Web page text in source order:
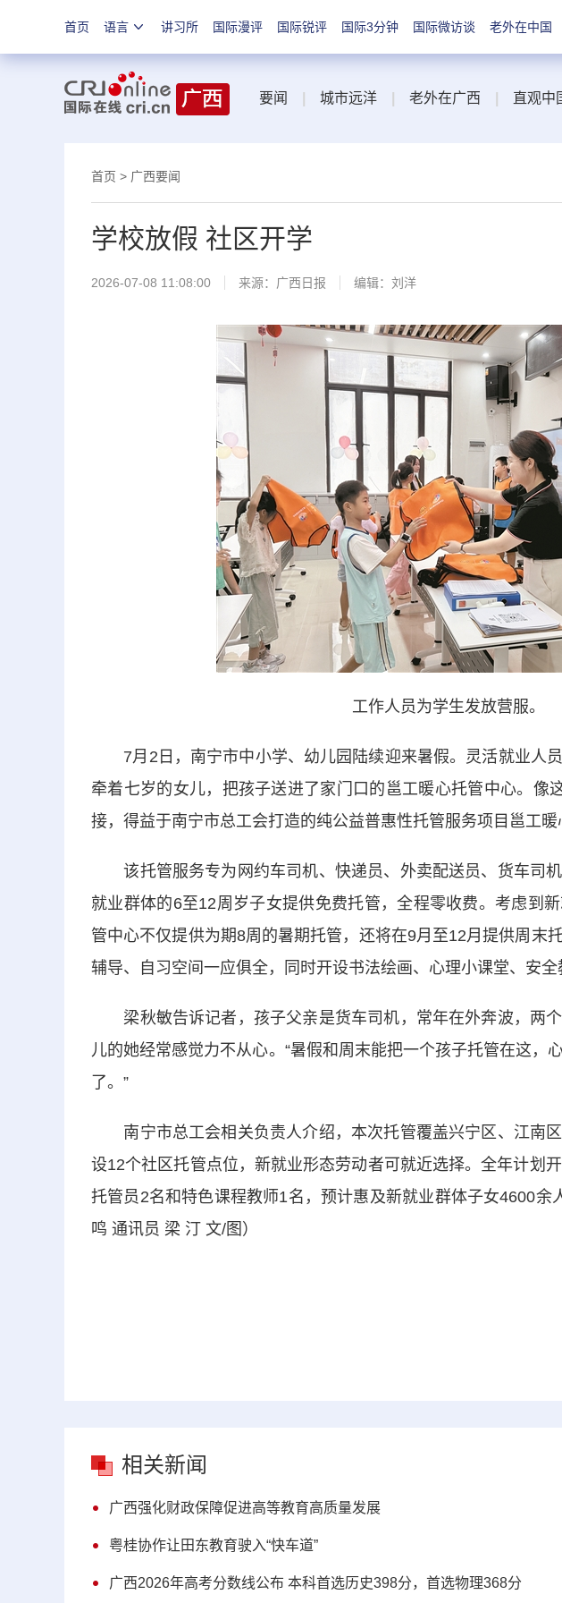
首页 语言 讲习所 国际漫评 国际锐评 国际3分钟 国际微访谈 老外在中国
要闻 城市远洋 老外在广西 直观中
首页 > 广西要闻
学校放假 社区开学
2026-07-08 11:08:00 来源： 广西日报 编辑：刘洋
工作人员为学生发放营服。
7月2日，南宁市中小学、幼儿园陆续迎来暑假。灵活就业人
牵着七岁的女儿，把孩子送进了家门口的邕工暖心托管中心。像
接，得益于南宁市总工会打造的纯公益普惠性托管服务项目邕工暖
该托管服务专为网约车司机、快递员、外卖配送员、货车司
就业群体的6至12周岁子女提供免费托管，全程零收费。考虑到
管中心不仅提供为期8周的暑期托管，还将在9月至12月提供周末
辅导、自习空间一应俱全，同时开设书法绘画、心理小课堂、安全
梁秋敏告诉记者，孩子父亲是货车司机，常年在外奔波，两
儿的她经常感觉力不从心。“暑假和周末能把一个孩子托管在这，
了。”
南宁市总工会相关负责人介绍，本次托管覆盖兴宁区、江南
设12个社区托管点位，新就业形态劳动者可就近选择。全年计划
托管员2名和特色课程教师1名，预计惠及新就业群体子女4600余
鸣 通讯员 梁 汀 文/图）
相关新闻
广西强化财政保障促进高等教育高质量发展
粤桂协作让田东教育驶入“快车道”
广西2026年高考分数线公布 本科首选历史398分，首选物理368分